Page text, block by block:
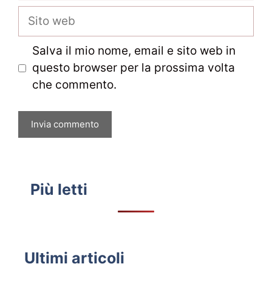
Sito
Salva il mio nome, email e sito web in
questo browser per la prossima volta
che commento.
Più letti
Ultimi articoli